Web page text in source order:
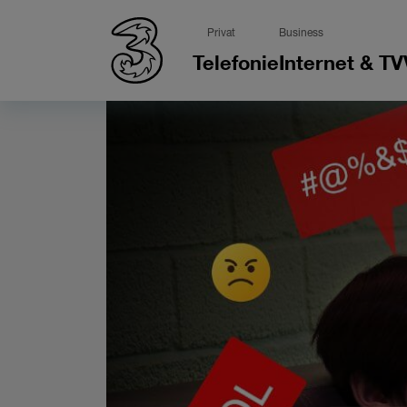
Privat Business
TelefonieInternet & TV